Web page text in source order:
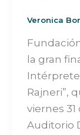
Veronica
la gran
Rajneri”,
viernes 31
Auditorio